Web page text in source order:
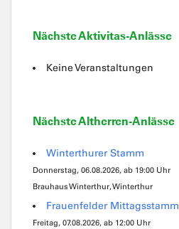
Nächste Aktivitas-Anlässe
Keine Veranstaltungen
Nächste Altherren-Anlässe
Winterthurer Stamm
Donnerstag, 06.08.2026, ab 19:00 Uhr
Brauhaus Winterthur, Winterthur
Frauenfelder Mittagsstamm
Freitag, 07.08.2026, ab 12:00 Uhr